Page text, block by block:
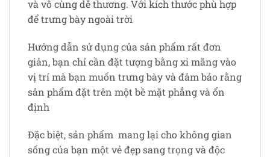
và vô cùng dễ thương. Với kích thước phù hợp
để trưng bày ngoài trời
Hướng dẫn sử dụng của sản phẩm rất đơn
giản, bạn chỉ cần đặt tượng bằng xi măng vào
vị trí mà bạn muốn trưng bày và đảm bảo rằng
sản phẩm đặt trên một bề mặt phẳng và ổn
định
Đặc biệt, sản phẩm mang lại cho không gian
sống của bạn một vẻ đẹp sang trọng và độc